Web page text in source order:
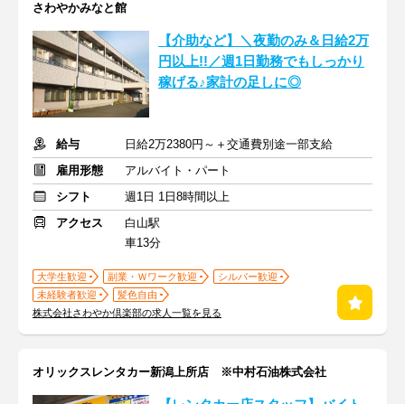
さわやかみなと館
【介助など】＼夜勤のみ＆日給2万
円以上!!／週1日勤務でもしっかり
稼げる♪家計の足しに◎
給与
日給2万2380円～＋交通費別途一部支給
雇用形態
アルバイト・パート
シフト
週1日 1日8時間以上
アクセス
白山駅
車13分
大学生歓迎 副業・Ｗワーク歓迎
シルバー歓迎
未経験者歓迎
髪色自由
株式会社さわやか倶楽部の求人一覧を見る
オリックスレンタカー新潟上所店 ※中村石油株式会社